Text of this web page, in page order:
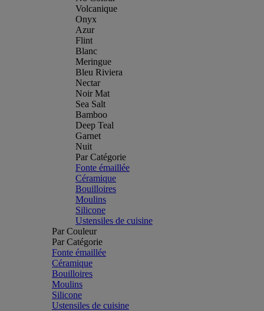
Volcanique
Onyx
Azur
Flint
Blanc
Meringue
Bleu Riviera
Nectar
Noir Mat
Sea Salt
Bamboo
Deep Teal
Garnet
Nuit
Par Catégorie
Fonte émaillée
Céramique
Bouilloires
Moulins
Silicone
Ustensiles de cuisine
Par Couleur
Par Catégorie
Fonte émaillée
Céramique
Bouilloires
Moulins
Silicone
Ustensiles de cuisine